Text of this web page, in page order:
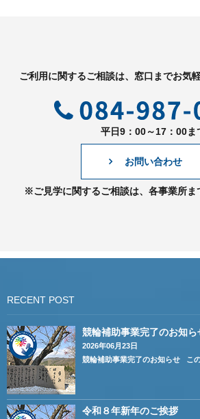
ご利用に関するご相談は、窓口までお気
平日9：00～17：00ま
お問い合わせ
※ご見学に関するご相談は、各事業所ま
RECENT POST
競輪補助事業完了のお知ら
2026年06月23日
競輪補助事業完了のお知らせ こ
令和８年新年のご挨拶